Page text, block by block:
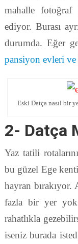
mahalle fotoğraf
ediyor. Burası
durumda. Eğer
pansiyon evleri
Eski Datça nasıl bir
2- Datça
Yaz tatili
bu güzel Ege
hayran bırakıyor.
fazla bir yer
rahatlıkla
iseniz burada